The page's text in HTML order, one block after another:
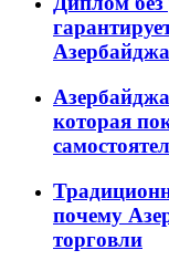
которая
почему
торговли